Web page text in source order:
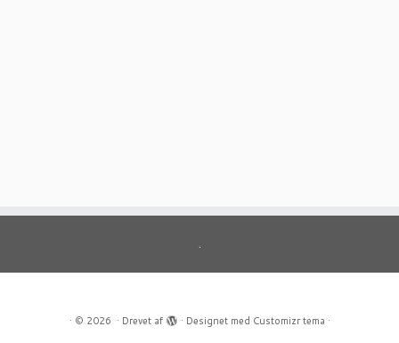
.
· © 2026 · Drevet af · Designet med Customizr tema ·